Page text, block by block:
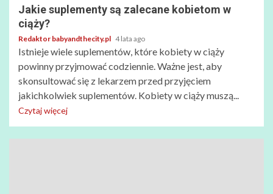
Jakie suplementy są zalecane kobietom w
ciąży?
Redaktor babyandthecity.pl 4 lata ago
Istnieje wiele suplementów, które kobiety w ciąży
powinny przyjmować codziennie. Ważne jest, aby
skonsultować się z lekarzem przed przyjęciem
jakichkolwiek suplementów. Kobiety w ciąży muszą...
Czytaj więcej